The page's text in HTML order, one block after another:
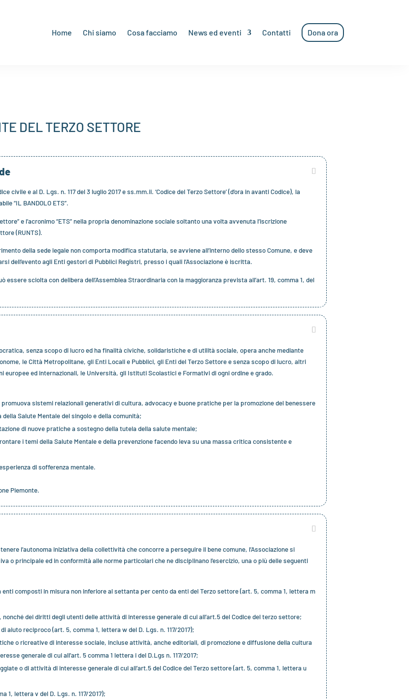
Home Chi siamo Cosa facciamo News ed eventi Contatti Dona ora
DEL TERZO SETTORE
civile e al D. Lgs. n. 117 del 3 luglio 2017 e ss.mm.ii. ‘Codice del Terzo Settore’ (d’ora in avanti Codice), la
“IL BANDOLO ETS”.
e l’acronimo “ETS” nella propria denominazione sociale soltanto una volta avvenuta l’iscrizione
(RUNTS).
della sede legale non comporta modifica statutaria, se avviene all’interno dello stesso Comune, e deve
dell’evento agli Enti gestori di Pubblici Registri, presso i quali l’Associazione è iscritta.
essere sciolta con delibera dell’Assemblea Straordinaria con la maggioranza prevista all’art. 19, comma 1, del
senza scopo di lucro ed ha finalità civiche, solidaristiche e di utilità sociale, opera anche mediante
le Città Metropolitane, gli Enti Locali e Pubblici, gli Enti del Terzo Settore e senza scopo di lucro, altri
ed internazionali, le Università, gli Istituti Scolastici e Formativi di ogni ordine e grado.
sistemi relazionali generativi di cultura, advocacy e buone pratiche per la promozione del benessere
Salute Mentale del singolo e della comunità;
di nuove pratiche a sostegno della tutela della salute mentale;
i temi della Salute Mentale e della prevenzione facendo leva su una massa critica consistente e
di sofferenza mentale.
Piemonte.
l’autonoma iniziativa della collettività che concorre a perseguire il bene comune, l’Associazione si
o principale ed in conformità alle norme particolari che ne disciplinano l’esercizio, una o più delle seguenti
composti in misura non inferiore al settanta per cento da enti del Terzo settore (art. 5, comma 1, lettera m
dei diritti degli utenti delle attività di interesse generale di cui all’art.5 del Codice del terzo settore;
aiuto reciproco (art. 5, comma 1, lettera w del D. Lgs. n. 117/2017);
o ricreative di interesse sociale, incluse attività, anche editoriali, di promozione e diffusione della cultura
generale di cui all’art. 5 comma 1 lettera i del D.Lgs n. 117/2017;
o di attività di interesse generale di cui all’art.5 del Codice del Terzo settore (art. 5, comma 1, lettera u
1, lettera v del D. Lgs. n. 117/2017);